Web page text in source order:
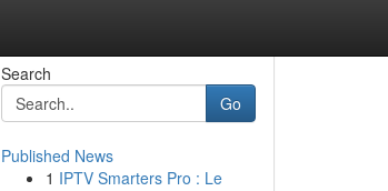
Search
Go
Published News
1 IPTV Smarters Pro : Le